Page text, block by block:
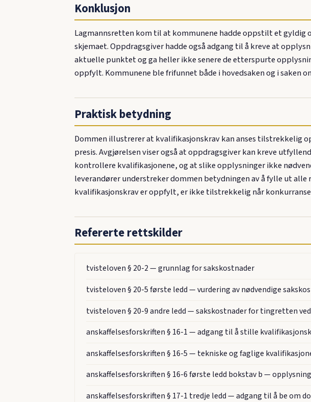
Konklusjon
Lagmannsretten kom til at kommunene hadde oppstilt et gyldig
skjemaet. Oppdragsgiver hadde også adgang til å kreve at
aktuelle punktet og ga heller ikke senere de etterspurte
oppfylt. Kommunene ble frifunnet både i hovedsaken og i saken
Praktisk betydning
Dommen illustrerer at kvalifikasjonskrav kan anses tilstrekkelig
presis. Avgjørelsen viser også at oppdragsgiver kan kreve
kontrollere kvalifikasjonene, og at slike opplysninger ikke
leverandører understreker dommen betydningen av å fylle ut
kvalifikasjonskrav er oppfylt, er ikke tilstrekkelig når
Refererte rettskilder
tvisteloven § 20-2 — grunnlag for sakskostnader
tvisteloven § 20-5 første ledd — vurdering av nødvendige
tvisteloven § 20-9 andre ledd — sakskostnader for tingretten
anskaffelsesforskriften § 16-1 — adgang til å stille
anskaffelsesforskriften § 16-5 — tekniske og faglige
anskaffelsesforskriften § 16-6 første ledd bokstav b —
anskaffelsesforskriften § 17-1 tredje ledd — adgang til å be om